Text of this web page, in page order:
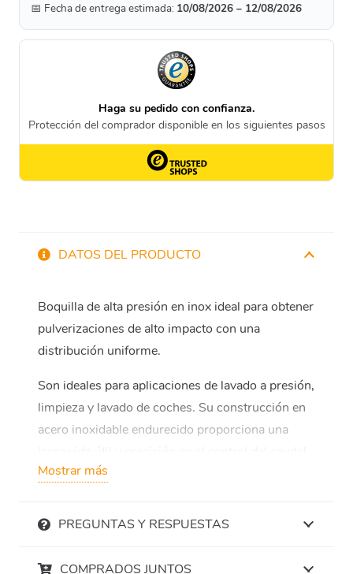
📅 Fecha de entrega estimada: 10/08/2026 – 12/08/2026
DATOS DEL PRODUCTO
Boquilla de alta presión en inox ideal para obtener
pulverizaciones de alto impacto con una
distribución uniforme.
Son ideales para aplicaciones de lavado a presión,
limpieza y lavado de coches. Su construcción en
acero inoxidable endurecido proporciona una
El patrón de pulverización plana es ideal para la
mayor zona de lavado y por el contrario; a menor
Mostrar más
PREGUNTAS Y RESPUESTAS
COMPRADOS JUNTOS